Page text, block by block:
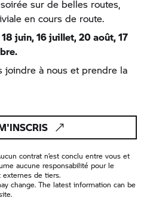
sur de belles routes,
en cours de route.
18 juin, 16 juillet, 20 août, 17
joindre à nous et prendre la
contrat n’est conclu entre vous et
aucune responsabilité pour le
de tiers.
change. The latest information can be